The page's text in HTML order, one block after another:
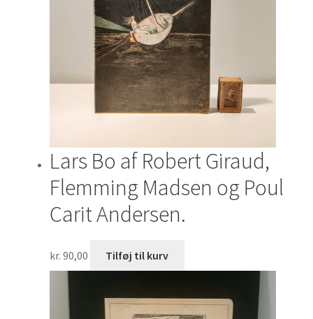
Lars Bo af Robert Giraud,
Flemming Madsen og Poul
Carit Andersen.
kr. 90,00 Tilføj til kurv